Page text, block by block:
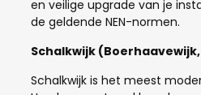
en veilige upgrade van je
de geldende NEN-normen.
Schalkwijk
Schalkwijk is het meest